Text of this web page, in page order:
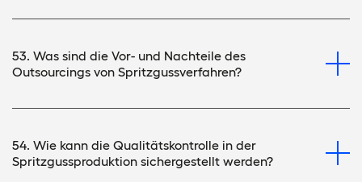
53. Was sind die Vor- und Nachteile des
Outsourcings von Spritzgussverfahren?
54. Wie kann die Qualitätskontrolle in der
Spritzgussproduktion sichergestellt werden?